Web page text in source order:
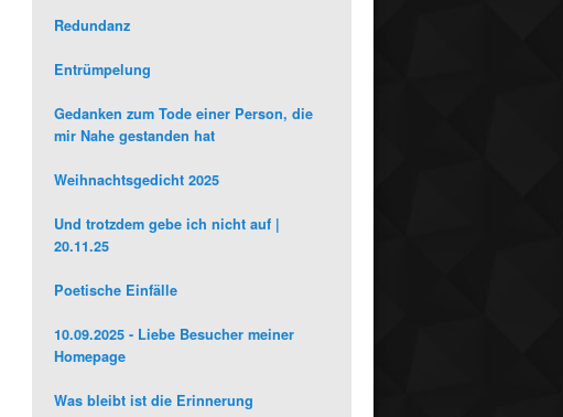
Redundanz
Entrümpelung
Gedanken zum Tode einer Person, die
mir Nahe gestanden hat
Weihnachtsgedicht 2025
Und trotzdem gebe ich nicht auf |
20.11.25
Poetische Einfälle
10.09.2025 - Liebe Besucher meiner
Homepage
Was bleibt ist die Erinnerung